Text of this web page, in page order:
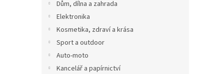
Dům, dílna a zahrada
Elektronika
Kosmetika, zdraví a krása
Sport a outdoor
Auto-moto
Kancelář a papírnictví